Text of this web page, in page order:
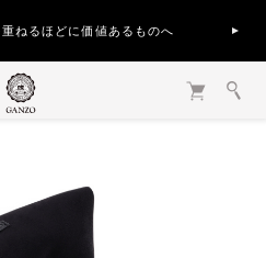
ねるほどに価値あるものへ